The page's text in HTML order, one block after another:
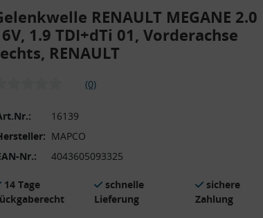
RENAULT MEGANE 2.0
1.9 TDI+dTi 01, Vorderachse
RENAULT
(0)
16139
MAPCO
Nr.:
4043605093325
14 Tage
schnelle
Lieferung
sichere
Zahlung